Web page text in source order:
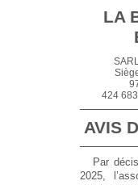
LA
424
AVIS
Par
2025,